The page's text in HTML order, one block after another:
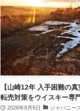
【山崎12年 入手困難の
転売対策をウイスキー専
2026年8月6日 ジャパニー